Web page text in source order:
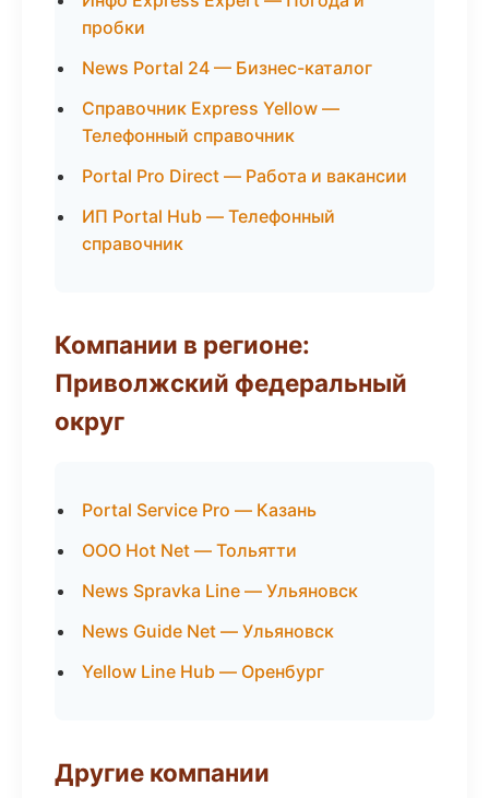
пробки
News Portal 24 — Бизнес-каталог
Справочник Express Yellow —
Телефонный справочник
Portal Pro Direct — Работа и вакансии
ИП Portal Hub — Телефонный
справочник
Компании в регионе:
Приволжский федеральный
округ
Portal Service Pro — Казань
ООО Hot Net — Тольятти
News Spravka Line — Ульяновск
News Guide Net — Ульяновск
Yellow Line Hub — Оренбург
Другие компании